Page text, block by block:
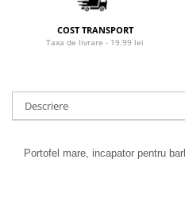
COST TRANSPORT
Taxa de livrare - 19.99 lei
Descriere
Portofel mare, incapator pentru